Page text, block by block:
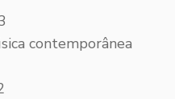
contemporânea